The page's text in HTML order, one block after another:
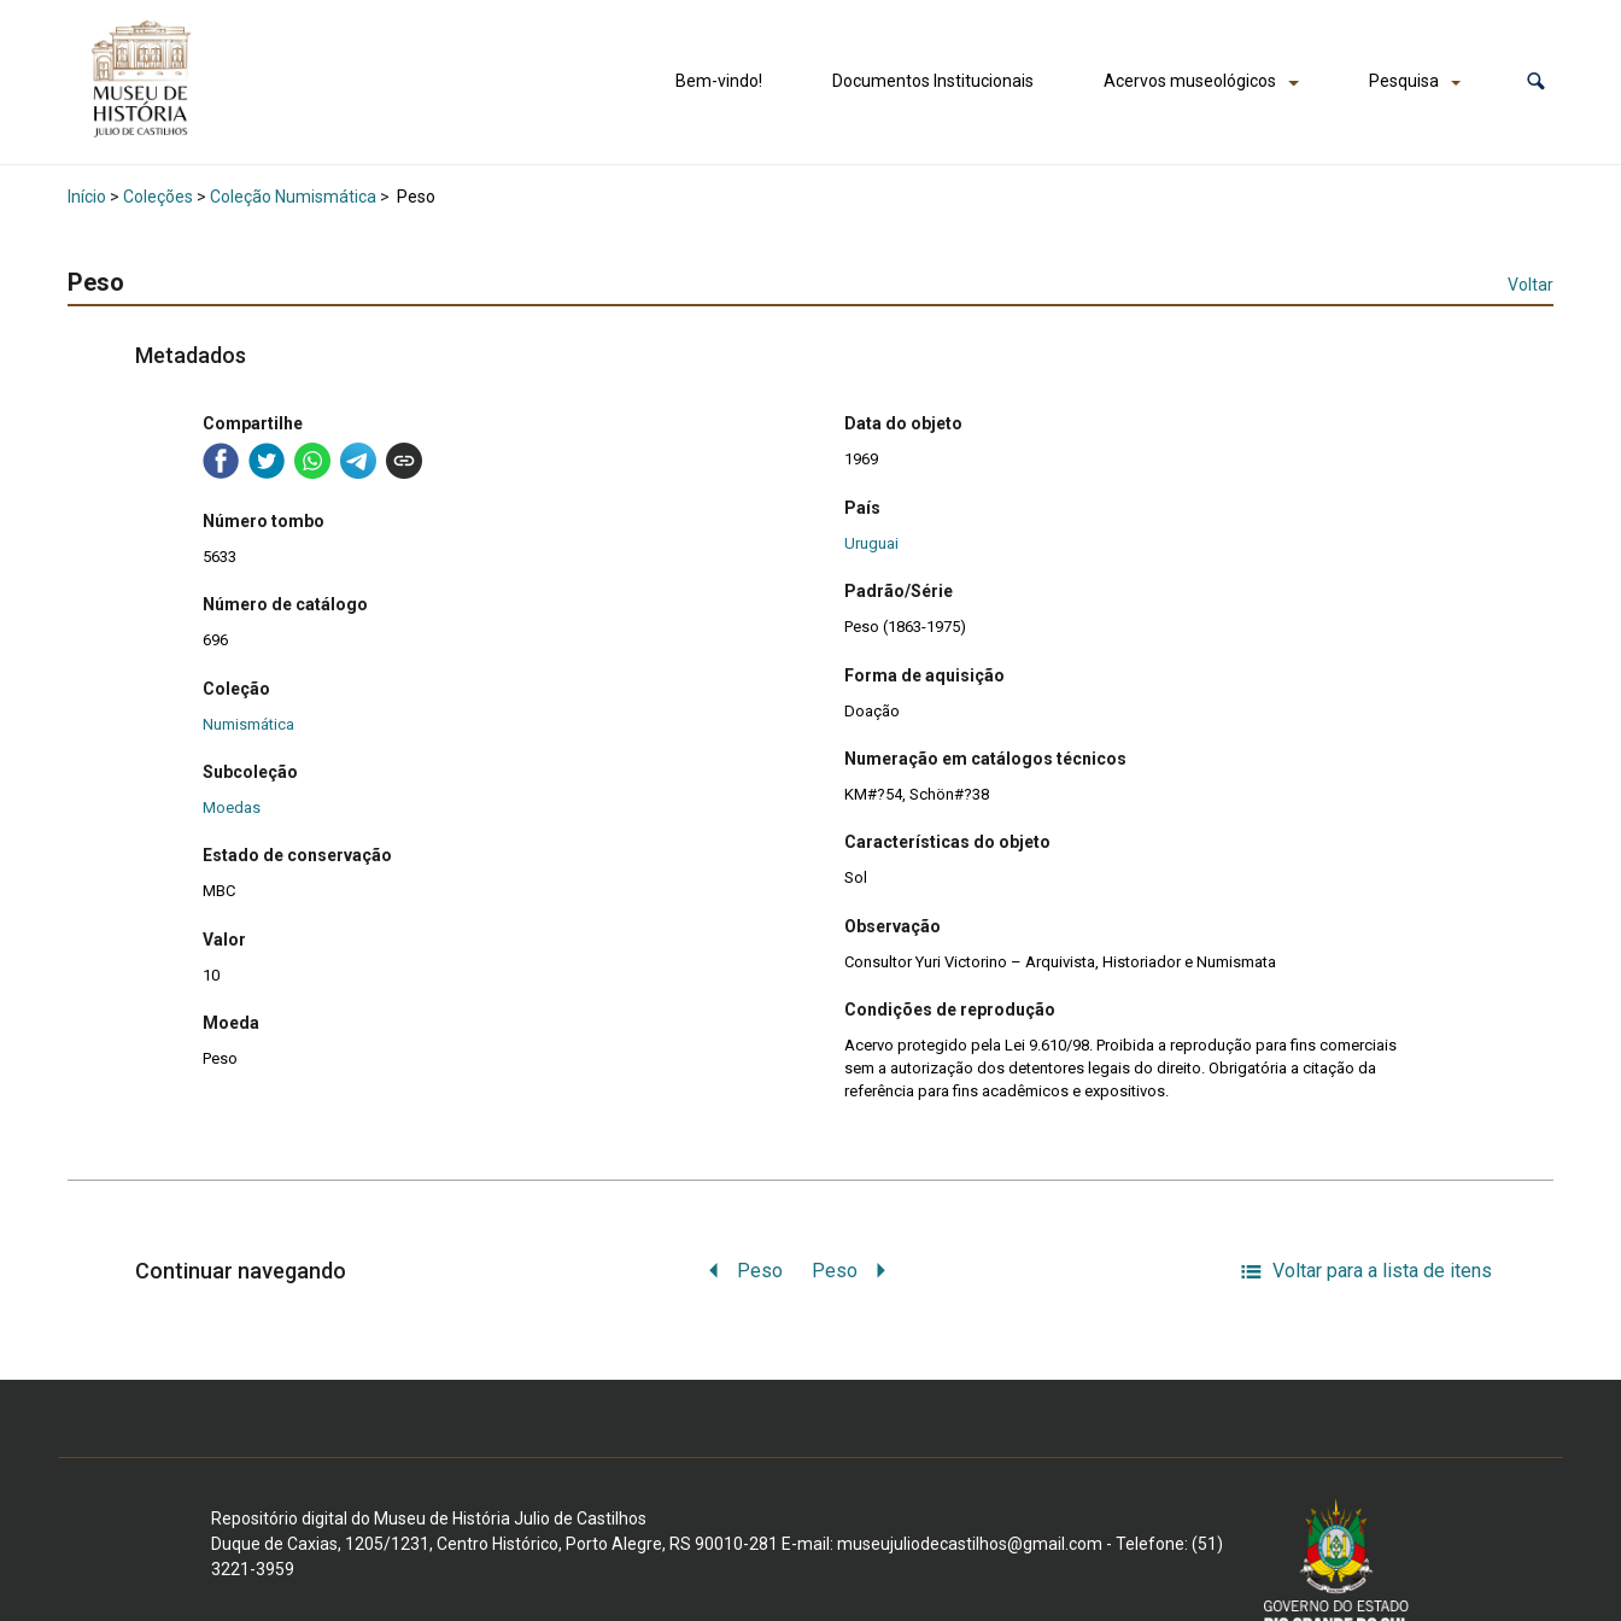
Bem-vindo! Documentos Institucionais Acervos museológicos Pesquisa
Início > Coleções > Coleção Numismática > Peso
Peso Voltar
Metadados
Compartilhe
Número tombo
5633
Número de catálogo
696
Coleção
Numismática
Subcoleção
Moedas
Estado de conservação
MBC
Valor
10
Moeda
Peso
Data do objeto
1969
País
Uruguai
Padrão/Série
Peso (1863-1975)
Forma de aquisição
Doação
Numeração em catálogos técnicos
KM#?54, Schön#?38
Características do objeto
Sol
Observação
Consultor Yuri Victorino – Arquivista, Historiador e Numismata
Condições de reprodução
Acervo protegido pela Lei 9.610/98. Proibida a reprodução para fins comerciais
sem a autorização dos detentores legais do direito. Obrigatória a citação da
referência para fins acadêmicos e expositivos.
Continuar navegando Peso Peso Voltar para a lista de itens
Repositório digital do Museu de História Julio de Castilhos
Duque de Caxias, 1205/1231, Centro Histórico, Porto Alegre, RS 90010-281 E-mail: museujuliodecastilhos@gmail.com - Telefone: (51)
3221-3959